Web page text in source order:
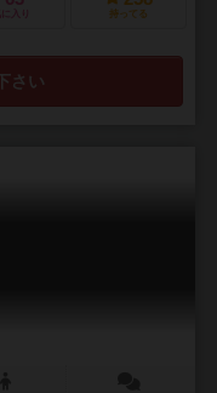
に入り 持ってる
さい